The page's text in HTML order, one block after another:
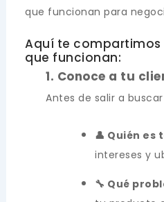
que funcionan para
Aquí te
que funcionan:
1. Conoce a tu
Antes de salir a
👤 Quién
intereses y
🔧 Qué